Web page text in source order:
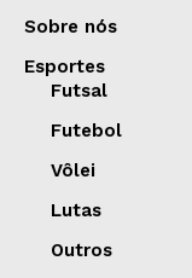
Sobre nós
Esportes
Futsal
Futebol
Vôlei
Lutas
Outros